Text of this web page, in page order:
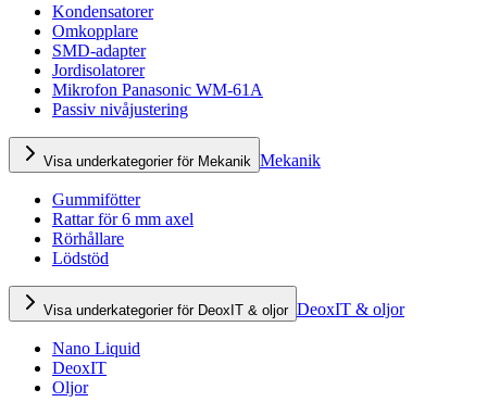
Kondensatorer
Omkopplare
SMD-adapter
Jordisolatorer
Mikrofon Panasonic WM-61A
Passiv nivåjustering
Visa underkategorier för Mekanik Mekanik
Gummifötter
Rattar för 6 mm axel
Rörhållare
Lödstöd
Visa underkategorier för DeoxIT & oljor DeoxIT & oljor
Nano Liquid
DeoxIT
Oljor